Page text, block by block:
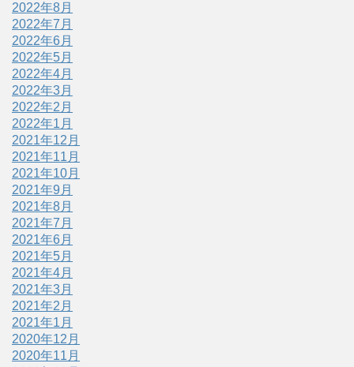
2022年8月
2022年7月
2022年6月
2022年5月
2022年4月
2022年3月
2022年2月
2022年1月
2021年12月
2021年11月
2021年10月
2021年9月
2021年8月
2021年7月
2021年6月
2021年5月
2021年4月
2021年3月
2021年2月
2021年1月
2020年12月
2020年11月